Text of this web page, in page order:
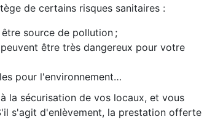
de certains risques sanitaires :
source de pollution ;
être très dangereux pour votre
pour l'environnement…
la sécurisation de vos locaux, et vous
s'agit d'enlèvement, la prestation offerte